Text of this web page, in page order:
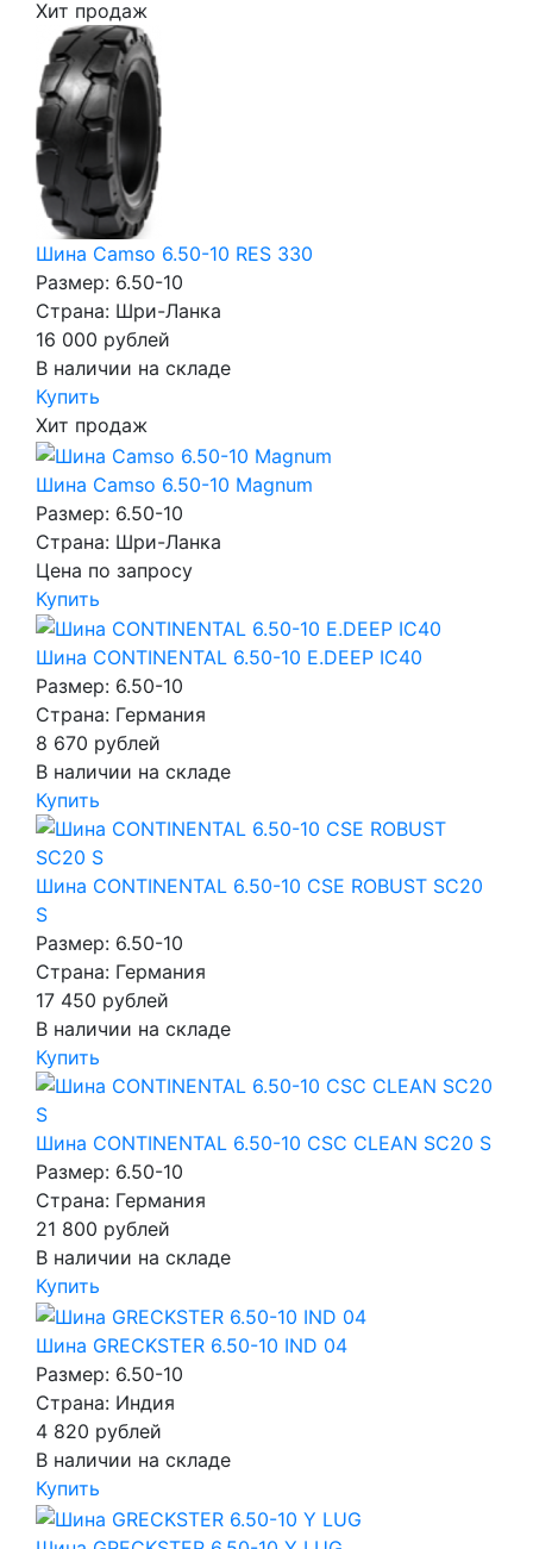
Хит продаж
Шина Camso 6.50-10 RES 330
Размер: 6.50-10
Страна: Шри-Ланка
16 000 рублей
В наличии на складе
Купить
Хит продаж
Шина Camso 6.50-10 Magnum
Размер: 6.50-10
Страна: Шри-Ланка
Цена по запросу
Купить
Шина CONTINENTAL 6.50-10 E.DEEP IC40
Размер: 6.50-10
Страна: Германия
8 670 рублей
В наличии на складе
Купить
Шина CONTINENTAL 6.50-10 CSE ROBUST SC20
S
Размер: 6.50-10
Страна: Германия
17 450 рублей
В наличии на складе
Купить
Шина CONTINENTAL 6.50-10 CSC CLEAN SC20 S
Размер: 6.50-10
Страна: Германия
21 800 рублей
В наличии на складе
Купить
Шина GRECKSTER 6.50-10 IND 04
Размер: 6.50-10
Страна: Индия
4 820 рублей
В наличии на складе
Купить